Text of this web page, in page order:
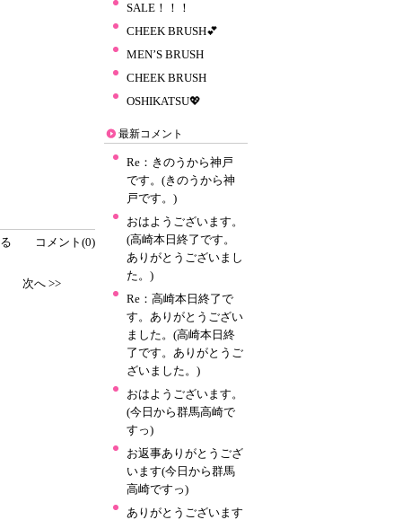
コメント(0)
次へ >>
SALE！！！
CHEEK BRUSH💕
MEN’S BRUSH
CHEEK BRUSH
OSHIKATSU💖
最新コメント
Re：きのうから神戸
です。(きのうから神
戸です。)
おはようございます。
(高崎本日終了です。
ありがとうございまし
た。)
Re：高崎本日終了で
す。ありがとうござい
ました。(高崎本日終
了です。ありがとうご
ざいました。)
おはようございます。
(今日から群馬高崎で
すっ)
お返事ありがとうござ
います(今日から群馬
高崎ですっ)
ありがとうございます